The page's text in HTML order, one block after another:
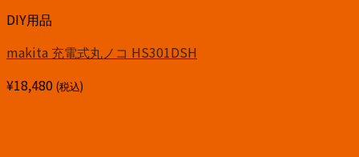
DIY用品
makita 充電式丸ノコ HS301DSH
¥18,480 (税込)